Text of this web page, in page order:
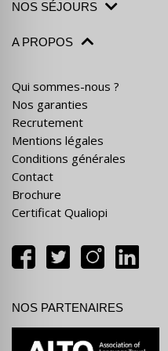
NOS SÉJOURS
A PROPOS
Qui sommes-nous ?
Nos garanties
Recrutement
Mentions légales
Conditions générales
Contact
Brochure
Certificat Qualiopi
NOS PARTENAIRES